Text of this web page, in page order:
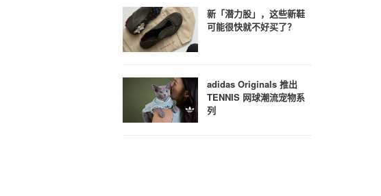
新「潜力股」，这些新鞋
可能很快就不好买了？
adidas Originals 推出
TENNIS 网球潮流宠物系
列